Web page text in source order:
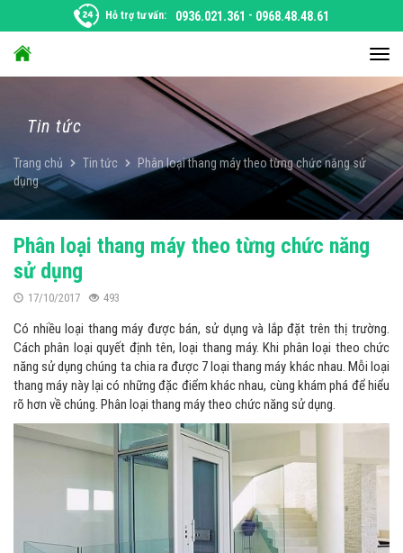
dung
Hỗ trợ tư vấn: 0936.021.361 - 0968.48.48.61
đổi
điều
Tin tức
Trang chủ Tin tức
Phân loại thang máy theo từng chức năng sử
dụng
Phân loại thang máy theo từng chức năng
sử dụng
17/10/2017 493
Có nhiều loại thang máy được bán, sử dụng và lắp đặt trên thị trường.
Cách phân loại quyết định tên, loại thang máy. Khi phân loại theo chức
năng sử dụng chúng ta chia ra được 7 loại thang máy khác nhau. Mỗi loại
thang máy này lại có những đặc điểm khác nhau, cùng khám phá để hiểu
rõ hơn về chúng. Phân loại thang máy theo chức năng sử dụng.